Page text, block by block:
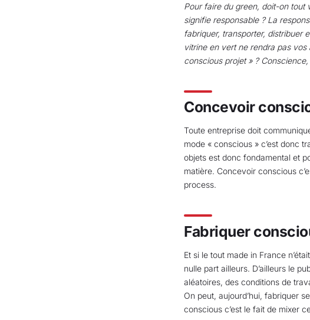
Pour faire du green, doit-on tout
signifie responsable ? La
fabriquer, transporter, distribuer
vitrine en vert ne rendra pas vos
conscious projet » ?
Concevoir
Toute entreprise doit
mode « conscious » c’est donc
objets est donc fondamental et
matière. Concevoir conscious
process.
Fabriquer
Et si le tout made in France
nulle part ailleurs. D’ailleurs le
aléatoires, des conditions de
On peut, aujourd’hui, fabriquer
conscious c’est le fait de mixer